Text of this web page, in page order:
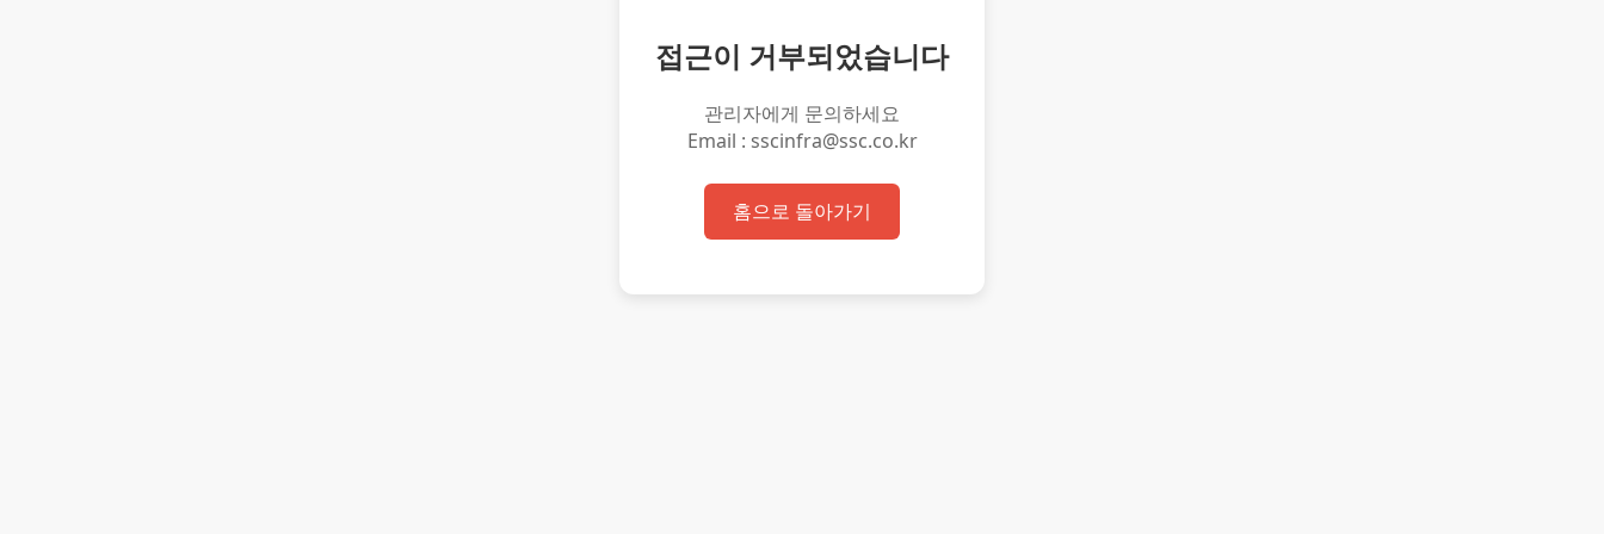
접근이 거부되었습니다
관리자에게 문의하세요
Email : sscinfra@ssc.co.kr
홈으로 돌아가기